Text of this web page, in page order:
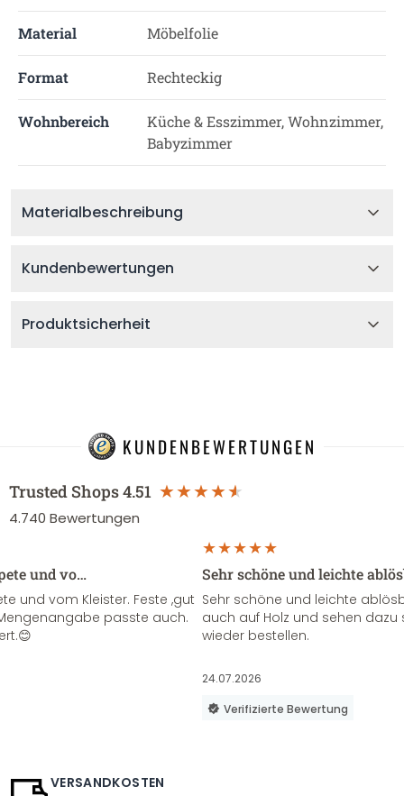
Material Möbelfolie
Format Rechteckig
Wohnbereich
Küche & Esszimmer, Wohnzimmer,
Babyzimmer
Materialbeschreibung
Kundenbewertungen
Produktsicherheit
KUNDENBEWERTUNGEN
Trusted Shops4.51
4.740 Bewertungen
und vo…
und vom Kleister. Feste ,gut
passte auch.
Sehr schöne und leichte
Sehr schöne und leichte
auch auf Holz und sehen
wieder bestellen.
24.07.2026
Verifizierte Bewertung
VERSANDKOSTEN